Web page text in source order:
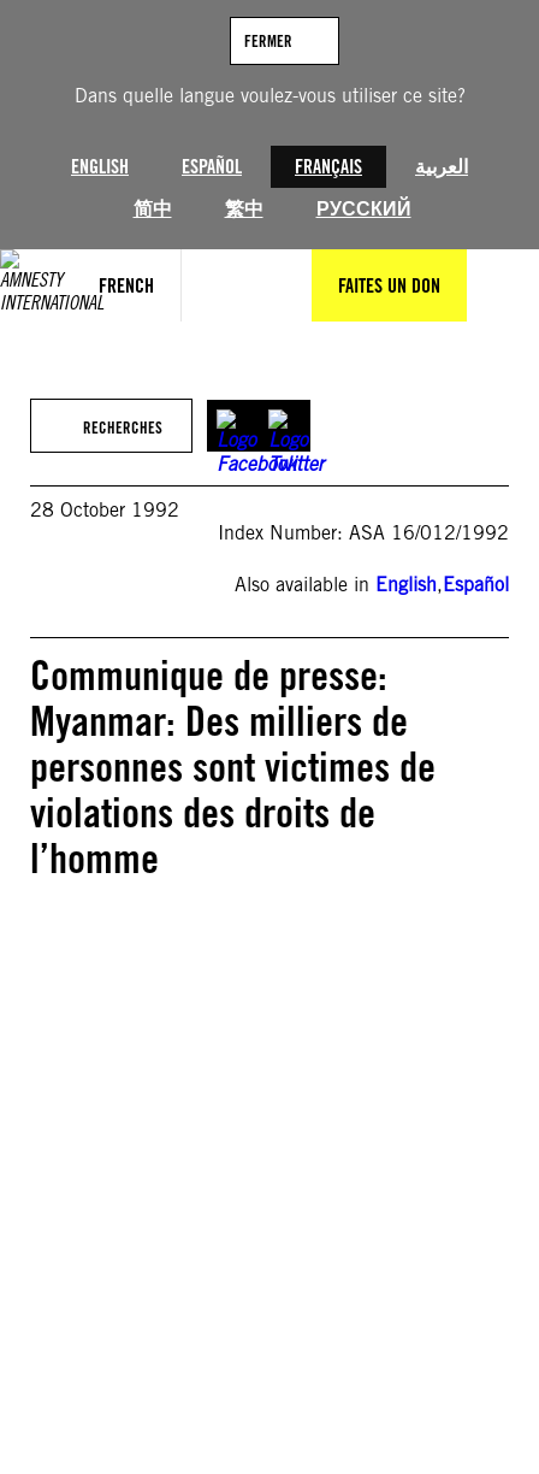
Dans quelle langue voulez-vous utiliser ce site?
ENGLISH ESPAÑOL FRANÇAIS
العربية
简中
繁中 РУССКИЙ
FERMER
FRENCH FAITES UN DON
RECHERCHES
28 October 1992
Index Number: ASA 16/012/1992
Also available in English,Español
Communique de presse:
Myanmar: Des milliers de
personnes sont victimes de
violations des droits de
l’homme